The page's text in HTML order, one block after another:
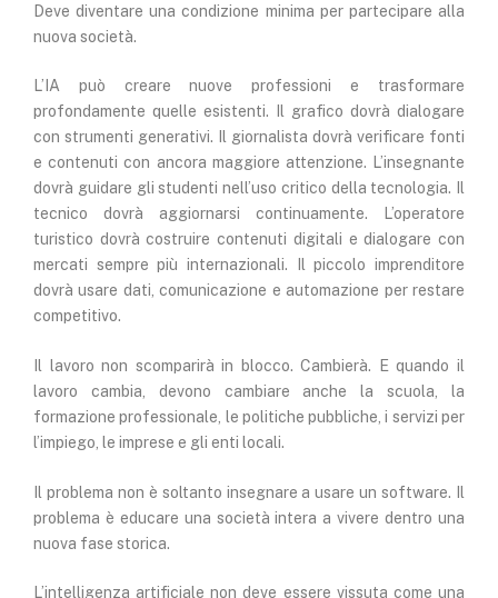
Deve diventare una condizione minima per partecipare alla
nuova società.
L’IA può creare nuove professioni e trasformare
profondamente quelle esistenti. Il grafico dovrà dialogare
con strumenti generativi. Il giornalista dovrà verificare fonti
e contenuti con ancora maggiore attenzione. L’insegnante
dovrà guidare gli studenti nell’uso critico della tecnologia. Il
tecnico dovrà aggiornarsi continuamente. L’operatore
turistico dovrà costruire contenuti digitali e dialogare con
mercati sempre più internazionali. Il piccolo imprenditore
dovrà usare dati, comunicazione e automazione per restare
competitivo.
Il lavoro non scomparirà in blocco. Cambierà. E quando il
lavoro cambia, devono cambiare anche la scuola, la
formazione professionale, le politiche pubbliche, i servizi per
l’impiego, le imprese e gli enti locali.
Il problema non è soltanto insegnare a usare un software. Il
problema è educare una società intera a vivere dentro una
nuova fase storica.
L’intelligenza artificiale non deve essere vissuta come una